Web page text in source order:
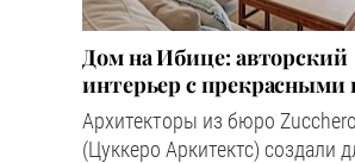
Дом на Ибице: авторский
интерьер с прекрасными
Архитекторы из бюро
(Цуккеро Аркитектс) создали